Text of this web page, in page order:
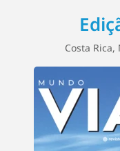
Costa